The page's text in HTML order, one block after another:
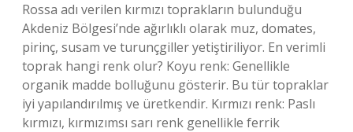
Rossa adı verilen kırmızı toprakların bulunduğu
Akdeniz Bölgesi’nde ağırlıklı olarak muz, domates,
pirinç, susam ve turunçgiller yetiştiriliyor. En verimli
toprak hangi renk olur? Koyu renk: Genellikle
organik madde bolluğunu gösterir. Bu tür topraklar
iyi yapılandırılmış ve üretkendir. Kırmızı renk: Paslı
kırmızı, kırmızımsı sarı renk genellikle ferrik